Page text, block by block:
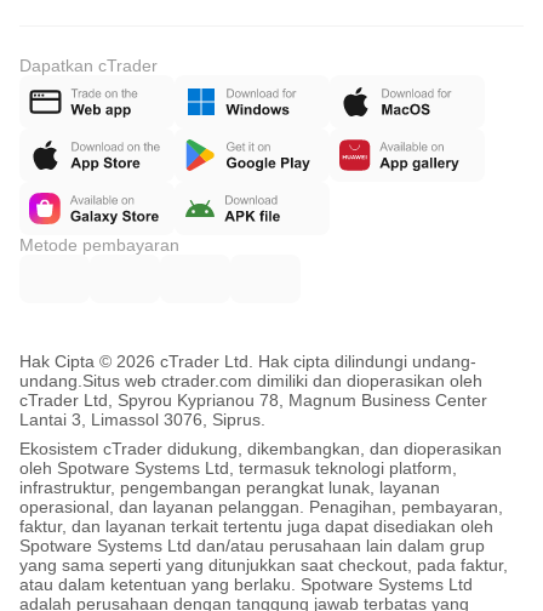
Dapatkan cTrader
Metode pembayaran
Hak Cipta © 2026 cTrader Ltd. Hak cipta dilindungi undang-
undang. Situs web ctrader.com dimiliki dan dioperasikan oleh
cTrader Ltd, Spyrou Kyprianou 78, Magnum Business Center
Lantai 3, Limassol 3076, Siprus.
Ekosistem cTrader didukung, dikembangkan, dan dioperasikan
oleh Spotware Systems Ltd, termasuk teknologi platform,
infrastruktur, pengembangan perangkat lunak, layanan
operasional, dan layanan pelanggan. Penagihan, pembayaran,
faktur, dan layanan terkait tertentu juga dapat disediakan oleh
Spotware Systems Ltd dan/atau perusahaan lain dalam grup
yang sama seperti yang ditunjukkan saat checkout, pada faktur,
atau dalam ketentuan yang berlaku. Spotware Systems Ltd
adalah perusahaan dengan tanggung jawab terbatas yang